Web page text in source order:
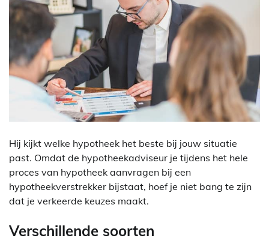
Hij kijkt welke hypotheek het beste bij jouw situatie
past. Omdat de hypotheekadviseur je tijdens het hele
proces van hypotheek aanvragen bij een
hypotheekverstrekker bijstaat, hoef je niet bang te zijn
dat je verkeerde keuzes maakt.
Verschillende soorten